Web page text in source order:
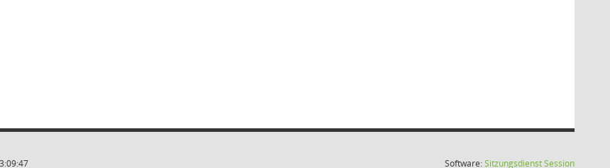
Software:SitzungsdienstSession(Wird in